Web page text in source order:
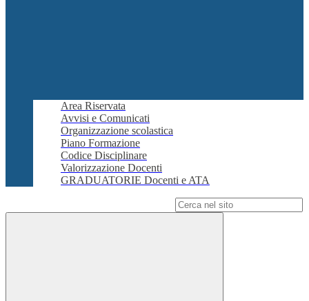
Area Riservata
Avvisi e Comunicati
Organizzazione scolastica
Piano Formazione
Codice Disciplinare
Valorizzazione Docenti
GRADUATORIE Docenti e ATA